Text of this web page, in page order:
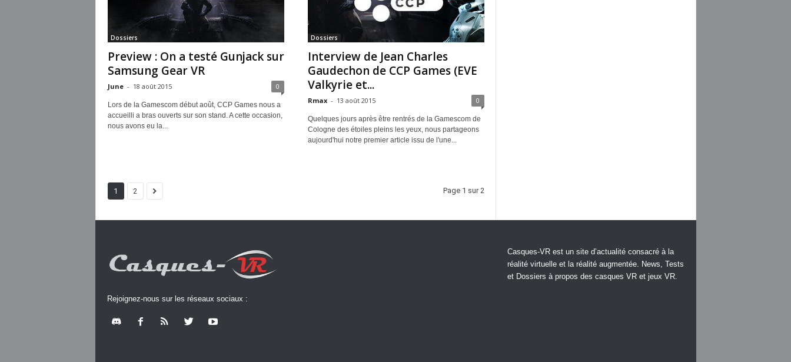
Dossiers
Preview : On a testé Gunjack sur
Samsung Gear VR
June - 18 août 2015 0
Lors de la Gamescom début août, CCP Games nous a
accueilli a bras ouverts sur son stand. A cette occasion,
nous avons eu la...
Dossiers
Interview de Jean Charles
Gaudechon de CCP Games (EVE
Valkyrie et...
Rmax - 13 août 2015 0
Quelques jours après être rentrés de la Gamescom de
Cologne des étoiles pleins les yeux, nous partageons
aujourd'hui notre premier article issu de l'une...
1 2 Page 1 sur 2
Rejoignez-nous sur les réseaux sociaux :
Casques-VR est un site d’actualité consacré à la
réalité virtuelle et la réalité augmentée. News, Tests
et Dossiers à propos des casques VR et jeux VR.